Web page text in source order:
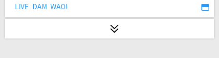
ライラック
LOST ANGELS
LIVE DAM WAO!